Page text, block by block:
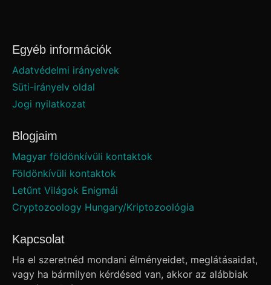
Egyéb információk
Adatvédelmi irányelvek
Süti-irányelv oldal
Jogi nyilatkozat
Blogjaim
Magyar földönkívüli kontaktok
Földönkívüli kontaktok
Letűnt Világok Enigmái
Cryptozoology Hungary/Kriptozoológia
Kapcsolat
Ha el szeretnéd mondani élményeidet, meglátásaidat,
vagy ha bármilyen kérdésed van, akkor az alábbiak